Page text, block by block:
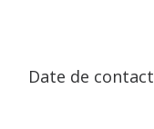
Date de contact